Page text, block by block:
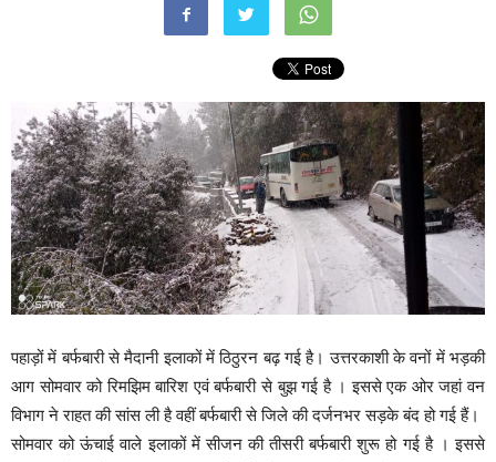
पहाड़ों में बर्फबारी से मैदानी इलाकों में ठिठुरन बढ़ गई है। उत्तरकाशी के वनों में भड़की
आग सोमवार को रिमझिम बारिश एवं बर्फबारी से बुझ गई है । इससे एक ओर जहां वन
विभाग ने राहत की सांस ली है वहीं बर्फबारी से जिले की दर्जनभर सड़के बंद हो गई हैं।
सोमवार को ऊंचाई वाले इलाकों में सीजन की तीसरी बर्फबारी शुरू हो गई है । इससे